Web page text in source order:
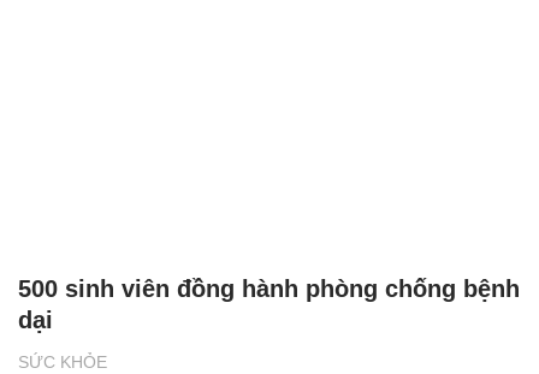
SỨC KHỎE
500 sinh viên đồng hành phòng chống bệnh
dại